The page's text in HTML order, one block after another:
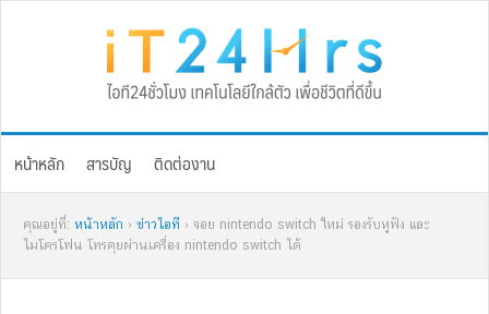
หน้าหลัก สารบัญ ติดต่องาน
คุณอยู่ที่: หน้าหลัก › ข่าวไอที › จอย nintendo switch ใหม่ รองรับหูฟัง และ
ไมโครโฟน โทรคุยผ่านเครื่อง nintendo switch ได้